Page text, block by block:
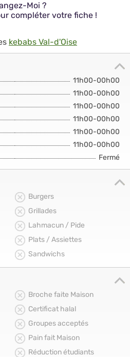
Moi ?
compléter votre fiche !
kebabs Val-d'Oise
11h00-00h00
11h00-00h00
11h00-00h00
11h00-00h00
11h00-00h00
11h00-00h00
Fermé
Burgers
Grillades
Lahmacun / Pide
Plats / Assiettes
Sandwichs
Broche faite Maison
Certificat halal
Groupes acceptés
Pain fait Maison
Réduction étudiants